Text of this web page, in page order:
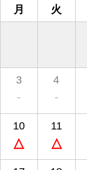
月 火
3
-
4
-
10
△
11
△